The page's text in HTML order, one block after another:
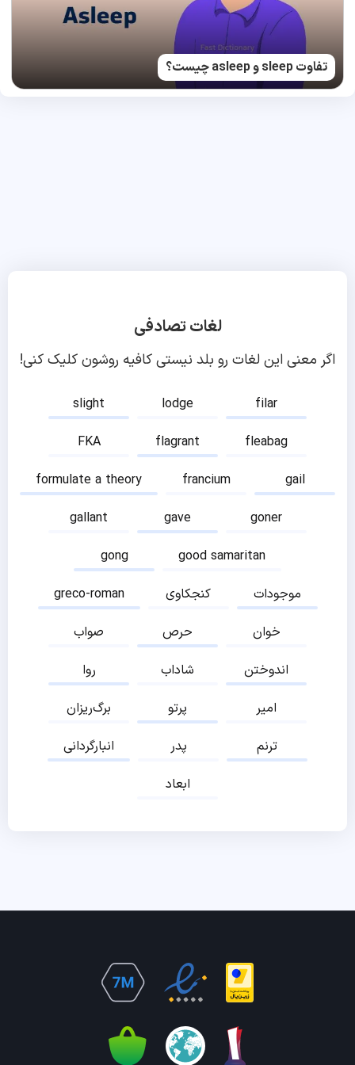
تفاوت sleep و asleep چیست؟
لغات تصادفی
اگر معنی این لغات رو بلد نیستی کافیه روشون کلیک کنی!
slight lodge
filar
FKA
flagrant
fleabag
formulate a theory
francium
gail
gallant
gave
goner
gong
good samaritan
greco-roman
کنجکاوی
موجودات
صواب
حرص
خوان
روا
شاداب
اندوختن
برگ‌ریزان
پرتو
امیر
انبارگردانی
پدر
ترنم
ابعاد